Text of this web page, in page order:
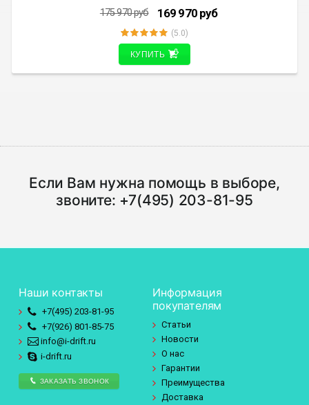
175 970руб 169 970 руб
(5.0)
КУПИТЬ
Если Вам нужна помощь в выборе,
звоните: +7(495) 203-81-95
Наши контакты
+7(495) 203-81-95
+7(926) 801-85-75
info@i-drift.ru
i-drift.ru
ЗАКАЗАТЬ ЗВОНОК
Информация
покупателям
Статьи
Новости
О нас
Гарантии
Преимущества
Доставка